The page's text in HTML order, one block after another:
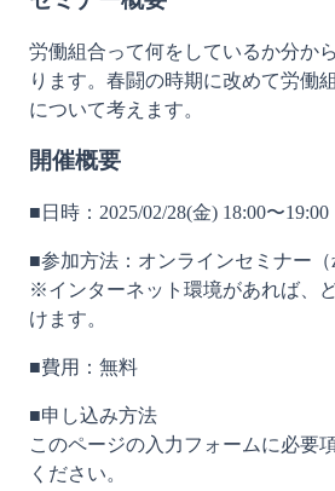
労働組合って何をしているか分か
ります。春闘の時期に改めて労働
について考えます。
開催概要
■日時：2025/02/28(金) 18:00〜19:00
■参加方法：オンラインセミナー（
※インターネット環境があれば、
けます。
■費用：無料
■申し込み方法
このページの入力フォームに必要
ください。